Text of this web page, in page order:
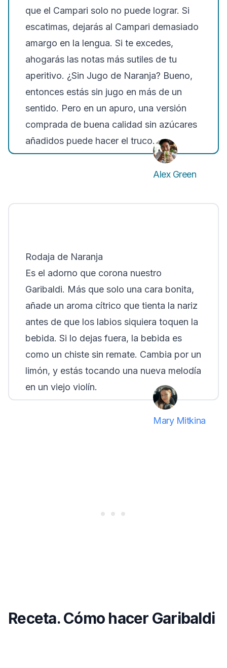
que el Campari solo no puede lograr. Si
escatimas, dejarás al Campari demasiado
amargo en la lengua. Si te excedes,
ahogarás las notas más sutiles de tu
aperitivo. ¿Sin Jugo de Naranja? Bueno,
entonces estás sin jugo en más de un
sentido. Pero en un apuro, una versión
comprada de buena calidad sin azúcares
añadidos puede hacer el truco.
Alex Green
Rodaja de Naranja
Es el adorno que corona nuestro
Garibaldi. Más que solo una cara bonita,
añade un aroma cítrico que tienta la nariz
antes de que los labios siquiera toquen la
bebida. Si lo dejas fuera, la bebida es
como un chiste sin remate. Cambia por un
limón, y estás tocando una nueva melodía
en un viejo violín.
Mary Mitkina
Receta. Cómo hacer Garibaldi